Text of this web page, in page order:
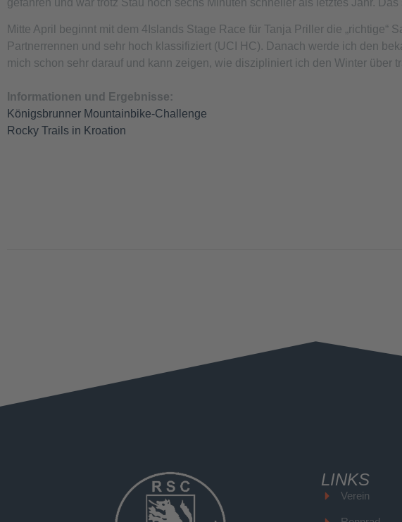
Mitte April beginnt mit dem 4Islands Stage Race für Tanja Priller die „richtige“
Partnerrennen und sehr hoch klassifiziert (UCI HC). Danach werde ich den
mich schon sehr darauf und kann zeigen, wie diszipliniert ich den Winter über
Informationen und Ergebnisse:
Königsbrunner Mountainbike-Challenge
Rocky Trails in Kroation
LINKS
Verein